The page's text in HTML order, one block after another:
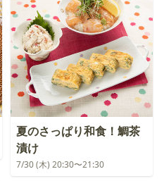
夏のさっぱり和食！鯛茶
漬け
7/30 (木) 20:30〜21:30